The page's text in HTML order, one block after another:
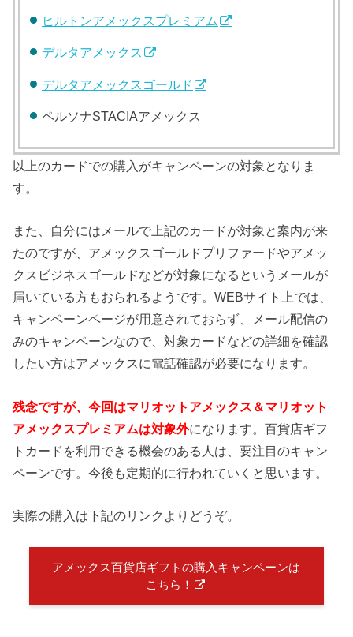
ヒルトンアメックスプレミアム
デルタアメックス
デルタアメックスゴールド
ペルソナSTACIAアメックス
以上のカードでの購入がキャンペーンの対象となりま
す。
また、自分にはメールで上記のカードが対象と案内が来
たのですが、アメックスゴールドプリファードやアメッ
クスビジネスゴールドなどが対象になるというメールが
届いている方もおられるようです。WEBサイト上では、
キャンペーンページが用意されておらず、メール配信の
みのキャンペーンなので、対象カードなどの詳細を確認
したい方はアメックスに電話確認が必要になります。
残念ですが、今回はマリオットアメックス＆マリオット
アメックスプレミアムは対象外になります。百貨店ギフ
トカードを利用できる機会のある人は、要注目のキャン
ペーンです。今後も定期的に行われていくと思います。
実際の購入は下記のリンクよりどうぞ。
アメックス百貨店ギフトの購入キャンペーンは
こちら！